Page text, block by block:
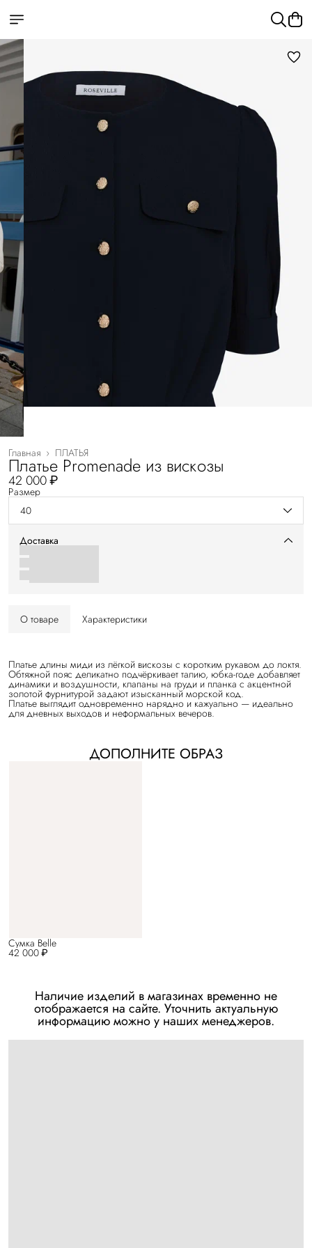
ПЛАТЬЯ
Главная ›
Платье Promenade из вискозы
42 000 ₽
Размер
40
Доставка
О товаре Характеристики
Платье длины миди из лёгкой вискозы с коротким рукавом до локтя.
Обтяжной пояс деликатно подчёркивает талию, юбка-годе добавляет
динамики и воздушности, клапаны на груди и планка с акцентной
золотой фурнитурой задают изысканный морской код.
Платье выглядит одновременно нарядно и кажуально — идеально
для дневных выходов и неформальных вечеров.
ДОПОЛНИТЕ ОБРАЗ
42 000 ₽
Сумка Belle
Наличие изделий в магазинах временно не
отображается на сайте. Уточнить актуальную
информацию можно у наших менеджеров.